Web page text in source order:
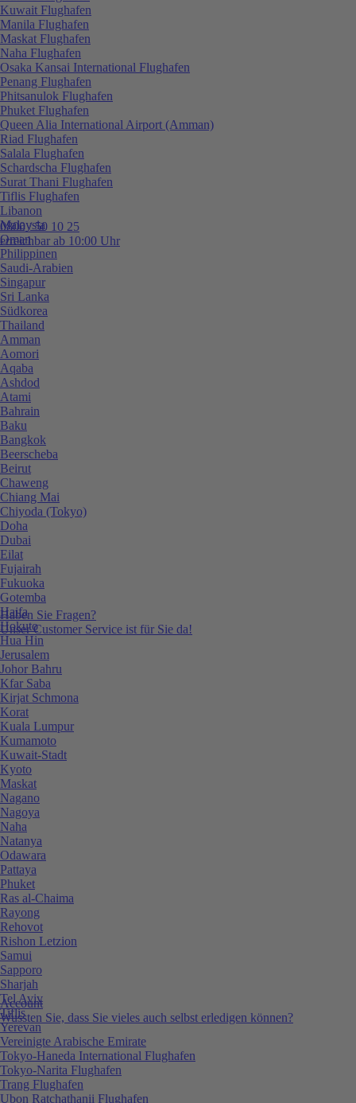
0800 / 50 10 25
erreichbar ab 10:00 Uhr
Haben Sie Fragen?
Unser Customer Service ist für Sie da!
Account
Wussten Sie, dass Sie vieles auch selbst erledigen können?
Kuwait Flughafen
Manila Flughafen
Maskat Flughafen
Naha Flughafen
Osaka Kansai International Flughafen
Penang Flughafen
Phitsanulok Flughafen
Phuket Flughafen
Queen Alia International Airport (Amman)
Riad Flughafen
Salala Flughafen
Schardscha Flughafen
Surat Thani Flughafen
Tiflis Flughafen
Libanon
Malaysia
Oman
Philippinen
Saudi-Arabien
Singapur
Sri Lanka
Südkorea
Thailand
Amman
Aomori
Aqaba
Ashdod
Atami
Bahrain
Baku
Bangkok
Beerscheba
Beirut
Chaweng
Chiang Mai
Chiyoda (Tokyo)
Doha
Dubai
Eilat
Fujairah
Fukuoka
Gotemba
Haifa
Hokuto
Hua Hin
Jerusalem
Johor Bahru
Kfar Saba
Kirjat Schmona
Korat
Kuala Lumpur
Kumamoto
Kuwait-Stadt
Kyoto
Maskat
Nagano
Nagoya
Naha
Natanya
Odawara
Pattaya
Phuket
Ras al-Chaima
Rayong
Rehovot
Rishon Letzion
Samui
Sapporo
Sharjah
Tel Aviv
Tiflis
Yerevan
Vereinigte Arabische Emirate
Tokyo-Haneda International Flughafen
Tokyo-Narita Flughafen
Trang Flughafen
Ubon Ratchathanii Flughafen